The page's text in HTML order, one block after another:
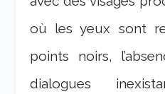
où les yeux sont
points noirs,
dialogues